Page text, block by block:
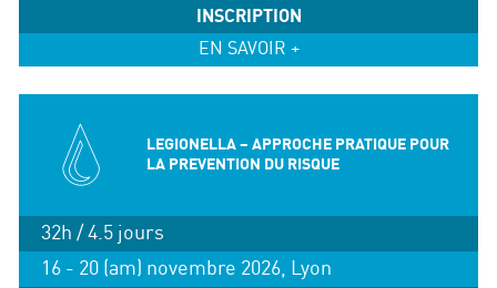
INSCRIPTION
EN SAVOIR +
LEGIONELLA – APPROCHE PRATIQUE POUR
LA PREVENTION DU RISQUE
32h / 4.5 jours
16 - 20 (am) novembre 2026, Lyon